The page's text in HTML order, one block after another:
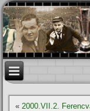
«2000.VII.2.